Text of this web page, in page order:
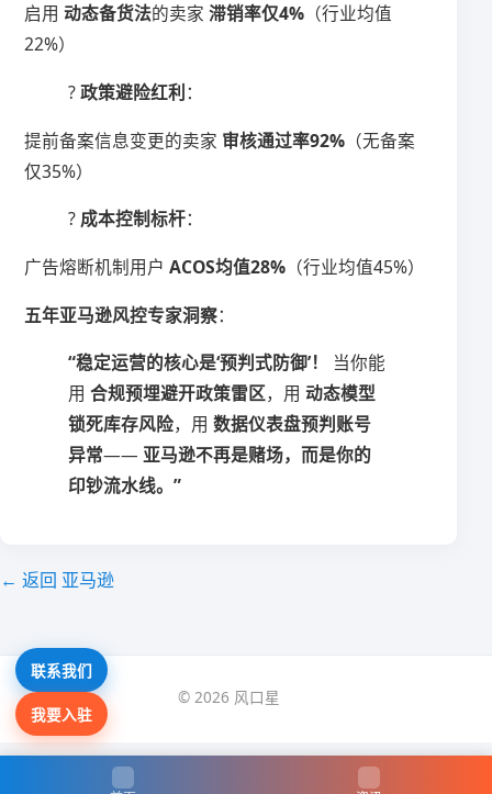
启用 ​​动态备货法​​的卖家 ​​滞销率仅4%​ ​（行业均值
22%）
? ​​政策避险红利​ ​：
提前备案信息变更的卖家 ​ ​审核通过率92%​ ​（无备案
仅35%）
? ​ ​成本控制标杆​​：
广告熔断机制用户 ​​ACOS均值28%​ ​（行业均值45%）
​五年亚马逊风控专家洞察​​：
​“稳定运营的核心是‘预判式防御’！​
​ 当你能
用 ​​合规预埋避开政策雷区​​，用 ​​动态模型
锁死库存风险​​，用 ​​数据仪表盘预判账号
异常​​—— ​​亚马逊不再是赌场，而是你的
印钞流水线。”​
← 返回 亚马逊
© 2026 风口星
联系我们
我要入驻